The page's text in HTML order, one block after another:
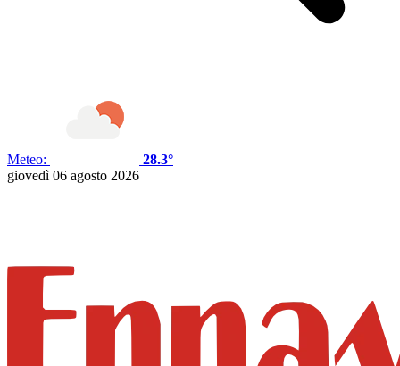
Meteo:
28.3°
giovedì 06 agosto 2026